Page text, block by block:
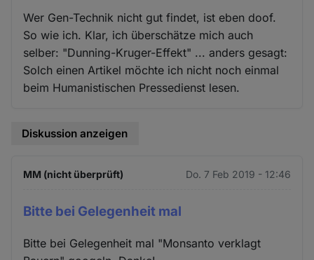
Wer Gen-Technik nicht gut findet, ist eben doof.
So wie ich. Klar, ich überschätze mich auch
selber: "Dunning-Kruger-Effekt" ... anders gesagt:
Solch einen Artikel möchte ich nicht noch einmal
beim Humanistischen Pressedienst lesen.
Diskussion anzeigen
MM (nicht überprüft) Do. 7 Feb 2019 - 12:46
Bitte bei Gelegenheit mal
Bitte bei Gelegenheit mal "Monsanto verklagt